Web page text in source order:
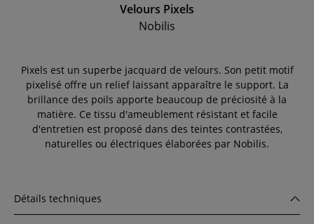
Velours Pixels
Nobilis
Pixels est un superbe jacquard de velours. Son petit motif
pixelisé offre un relief laissant apparaître le support. La
brillance des poils apporte beaucoup de préciosité à la
matière. Ce tissu d'ameublement résistant et facile
d'entretien est proposé dans des teintes contrastées,
naturelles ou électriques élaborées par Nobilis.
Détails techniques